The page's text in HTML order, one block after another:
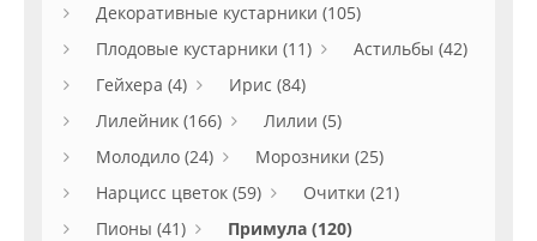
Декоративные кустарники (105)
Плодовые кустарники (11)
Астильбы (42)
Гейхера (4)
Ирис (84)
Лилейник (166)
Лилии (5)
Молодило (24)
Морозники (25)
Нарцисс цветок (59)
Очитки (21)
Пионы (41)
Примула (120)